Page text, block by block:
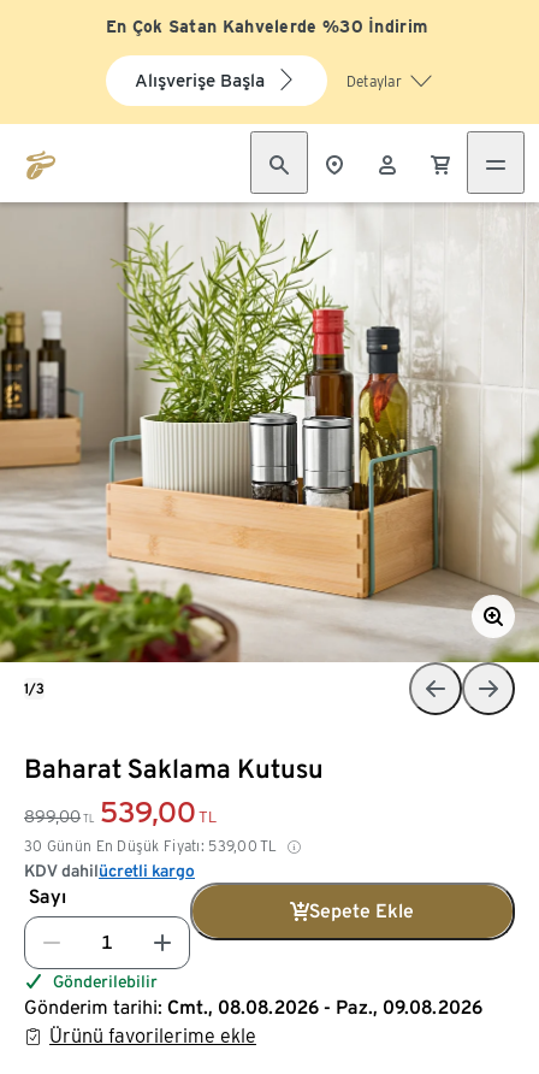
En Çok Satan Kahvelerde %30 İndirim
Alışverişe Başla Detaylar
Baharat Saklama Kutusu
899,00 TL 539,00 TL
30 Günün En Düşük Fiyatı: 539,00 TL
KDV dahilücretli kargo
Sayı
Sepete Ekle
Gönderilebilir
Gönderim tarihi: Cmt., 08.08.2026 - Paz., 09.08.2026
Ürünü favorilerime ekle
1/3